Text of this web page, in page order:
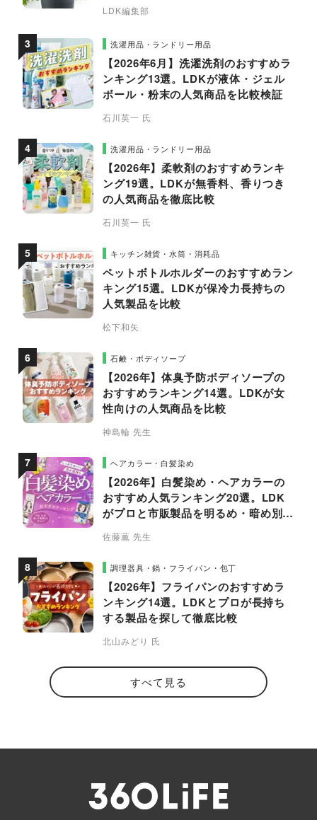
LDK編集部
洗濯用品・ランドリー用品
【2026年6月】洗濯洗剤のおすすめラ
ンキング13選。LDKが液体・ジェル
ボール・粉末の人気商品を比較検証
石川英一 氏
洗濯用品・ランドリー用品
【2026年】柔軟剤のおすすめランキ
ング19選。LDKが無香料、香りつき
の人気商品を徹底比較
石川英一 氏
キッチン雑貨・水筒・消耗品
ペットボトルホルダーのおすすめラン
キング15選。LDKが保冷力長持ちの
人気製品を比較
松下和矢
石鹸・ボディソープ
【2026年】体臭予防ボディソープの
おすすめランキング14選。LDKが女
性向けの人気商品を比較
神島輪 先生
ヘアカラー・白髪染め
【2026年】白髪染め・ヘアカラーの
おすすめ人気ランキング20選。LDK
がプロと市販製品を明るめ・暗め別に
佐藤薫 先生
調理器具・鍋・フライパン・包丁
【2026年】フライパンのおすすめラ
ンキング14選。LDKとプロが長持ち
する製品を探して徹底比較
北山みどり 氏
すべて見る